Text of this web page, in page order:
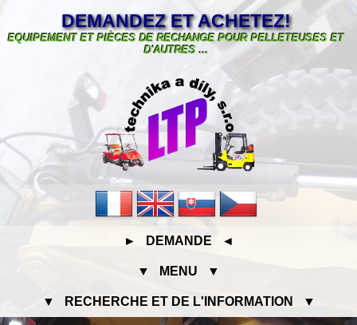
DEMANDEZ ET ACHETEZ!
EQUIPEMENT ET PIÈCES DE RECHANGE POUR PELLETEUSES ET
D'AUTRES ...
► DEMANDE ◄
▼ MENU ▼
▼ RECHERCHE ET DE L'INFORMATION ▼